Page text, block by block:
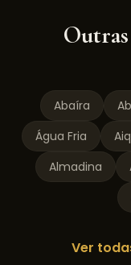
Abaíra
Água Fria
Almadina
Ver